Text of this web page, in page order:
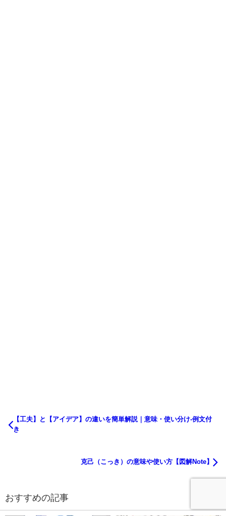
【工夫】と【アイデア】の違いを簡単解説｜意味・使い分け-例文付
き
克己（こっき）の意味や使い方【図解Note】
おすすめの記事